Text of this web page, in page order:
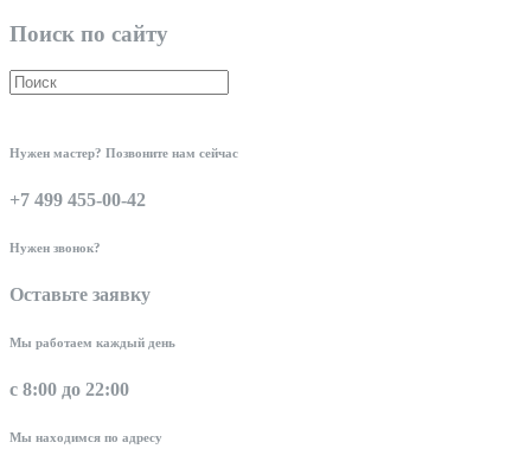
Поиск по сайту
Нужен мастер? Позвоните нам сейчас
+7 499 455-00-42
Нужен звонок?
Оставьте заявку
Мы работаем каждый день
с 8:00 до 22:00
Мы находимся по адресу